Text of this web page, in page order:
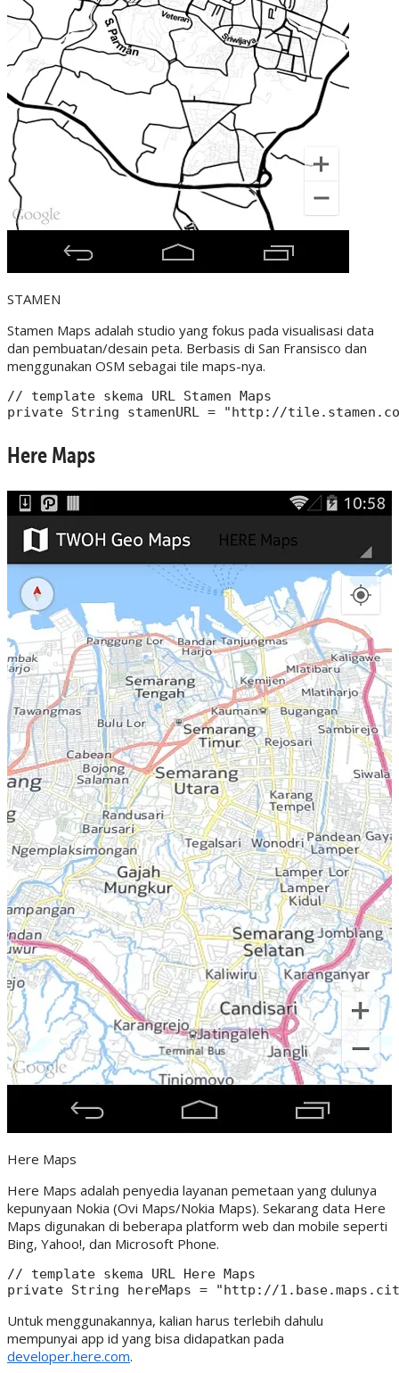
STAMEN
Stamen Maps adalah studio yang fokus pada visualisasi data
dan pembuatan/desain peta. Berbasis di San Fransisco dan
menggunakan OSM sebagai tile maps-nya.
// template skema URL Stamen Maps
Here Maps
Here Maps
Here Maps adalah penyedia layanan pemetaan yang dulunya
kepunyaan Nokia (Ovi Maps/Nokia Maps). Sekarang data Here
Maps digunakan di beberapa platform web dan mobile seperti
Bing, Yahoo!, dan Microsoft Phone.
// template skema URL Here Maps
Untuk menggunakannya, kalian harus terlebih dahulu
mempunyai app id yang bisa didapatkan pada
developer.here.com.